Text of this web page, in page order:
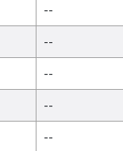
--
--
--
--
--